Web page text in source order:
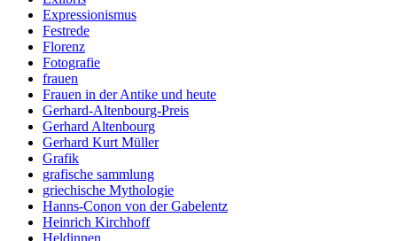
Expressionismus
Festrede
Florenz
Fotografie
frauen
Frauen in der Antike und heute
Gerhard-Altenbourg-Preis
Gerhard Altenbourg
Gerhard Kurt Müller
Grafik
grafische sammlung
griechische Mythologie
Hanns-Conon von der Gabelentz
Heinrich Kirchhoff